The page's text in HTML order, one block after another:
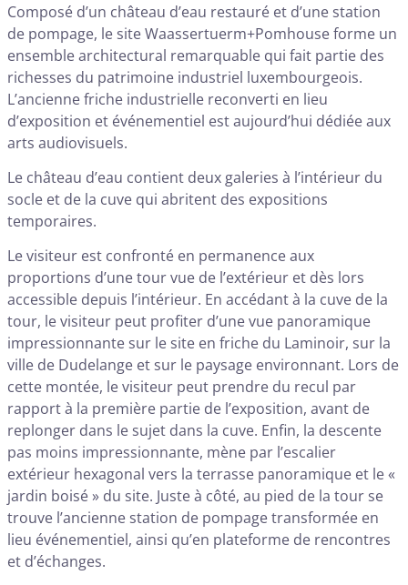
Composé d’un château d’eau restauré et d’une station
de pompage, le site Waassertuerm+Pomhouse forme un
ensemble architectural remarquable qui fait partie des
richesses du patrimoine industriel luxembourgeois.
L’ancienne friche industrielle reconverti en lieu
d’exposition et événementiel est aujourd’hui dédiée aux
arts audiovisuels.
Le château d’eau contient deux galeries à l’intérieur du
socle et de la cuve qui abritent des expositions
temporaires.
Le visiteur est confronté en permanence aux
proportions d’une tour vue de l’extérieur et dès lors
accessible depuis l’intérieur. En accédant à la cuve de la
tour, le visiteur peut profiter d’une vue panoramique
impressionnante sur le site en friche du Laminoir, sur la
ville de Dudelange et sur le paysage environnant. Lors de
cette montée, le visiteur peut prendre du recul par
rapport à la première partie de l’exposition, avant de
replonger dans le sujet dans la cuve. Enfin, la descente
pas moins impressionnante, mène par l’escalier
extérieur hexagonal vers la terrasse panoramique et le «
jardin boisé » du site. Juste à côté, au pied de la tour se
trouve l’ancienne station de pompage transformée en
lieu événementiel, ainsi qu’en plateforme de rencontres
et d’échanges.